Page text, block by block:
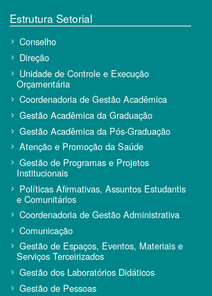
Estrutura Setorial
Conselho
Direção
Unidade de Controle e Execução
Orçamentária
Coordenadoria de Gestão Acadêmica
Gestão Acadêmica da Graduação
Gestão Acadêmica da Pós-Graduação
Atenção e Promoção da Saúde
Gestão de Programas e Projetos
Institucionais
Políticas Afirmativas, Assuntos Estudantis
e Comunitários
Coordenadoria de Gestão Administrativa
Comunicação
Gestão de Espaços, Eventos, Materiais e
Serviços Terceirizados
Gestão dos Laboratórios Didáticos
Gestão de Pessoas